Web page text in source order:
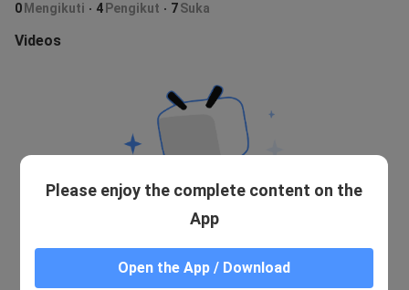
0 Mengikuti 4 Pengikut 7Suka
Videos
Please enjoy the complete content on the
App
Open the App / Download
In
Tiếng Việt